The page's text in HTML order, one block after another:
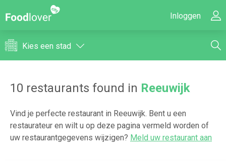
Inloggen
Kies een stad
10 restaurants found in Reeuwijk
Vind je perfecte restaurant in Reeuwijk. Bent u een
restaurateur en wilt u op deze pagina vermeld worden of
uw restaurantgegevens wijzigen? Meld uw restaurant aan